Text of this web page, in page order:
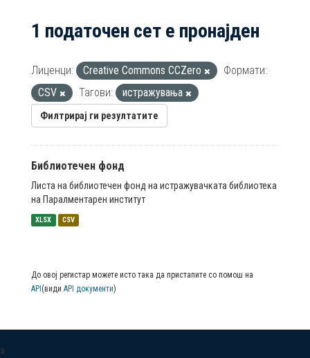
1 податочен сет е пронајден
Лиценци: Creative Commons CCZero
Формати:
CSV
Тагови: истражувања
Филтрирај ги резултатите
Библиотечен фонд
Листа на библиотечен фонд на истражувачката библиотека
на Паралментарен институт
XLSX CSV
До овој регистар можете исто така да пристапите со помош на
API (види API документи)
a